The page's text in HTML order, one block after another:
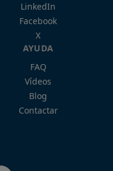
LinkedIn
Facebook
X
AYUDA
FAQ
Vídeos
Blog
Contactar